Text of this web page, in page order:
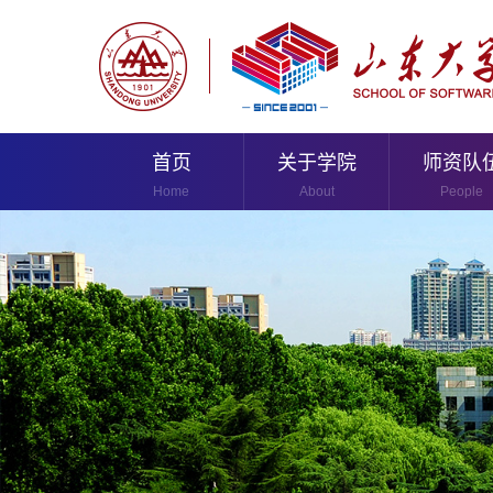
首页
Home
关于学院
About
师资队
People